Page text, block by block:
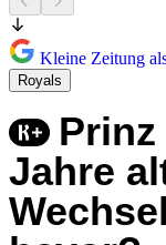
Kleine Zeitung
Royals
Jahre